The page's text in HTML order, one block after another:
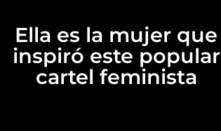
Ella es la mujer que
inspiró este popular
cartel feminista